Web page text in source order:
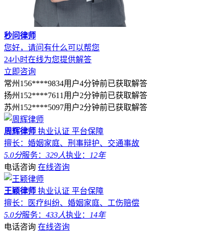
秒问律师
您好，请问有什么可以帮您
24小时在线为您提供解答
立即咨询
常州156****9834用户4分钟前已获取解答
扬州152****7611用户2分钟前已获取解答
苏州152****5097用户2分钟前已获取解答
周辉律师 执业认证 平台保障
擅长：婚姻家庭、刑事辩护、交通事故
5.0分服务： 329人执业：
12年
电话咨询 在线咨询
王颖律师 执业认证 平台保障
擅长：医疗纠纷、婚姻家庭、工伤赔偿
5.0分服务： 433人执业：
14年
电话咨询 在线咨询